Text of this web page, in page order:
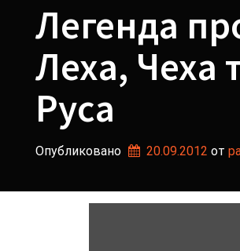
Легенда
Леха, Чеха
Руса
Опубликовано 20.09.2012 от